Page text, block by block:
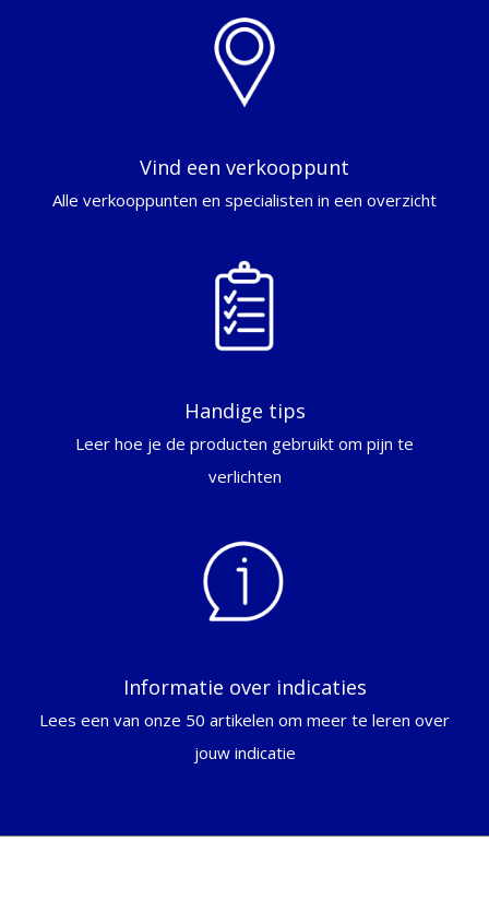
Vind een verkooppunt
Alle verkooppunten en specialisten in een overzicht
Handige tips
Leer hoe je de producten gebruikt om pijn te
verlichten
Informatie over indicaties
Lees een van onze 50 artikelen om meer te leren over
jouw indicatie